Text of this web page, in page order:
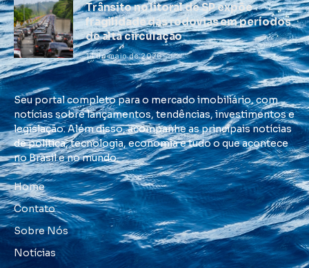
Trânsito no litoral de SP expõe
fragilidade das rodovias em períodos
de alta circulação
14 de maio de 2026
Seu portal completo para o mercado imobiliário, com
notícias sobre lançamentos, tendências, investimentos e
legislação. Além disso, acompanhe as principais notícias
de política, tecnologia, economia e tudo o que acontece
no Brasil e no mundo.
Home
Contato
Sobre Nós
Notícias